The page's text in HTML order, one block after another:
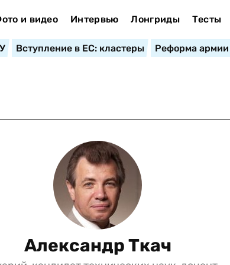
и видео Интервью Лонгриды Тесты
Вступление в ЕС: кластеры Реформа армии
Александр Ткач